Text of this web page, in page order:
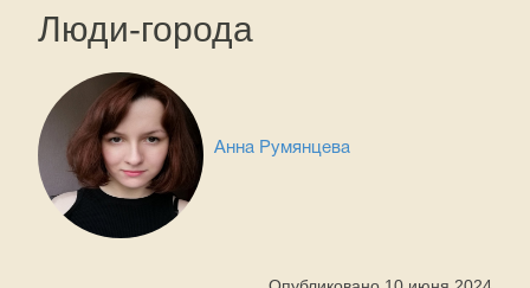
Люди-города
Анна Румянцева